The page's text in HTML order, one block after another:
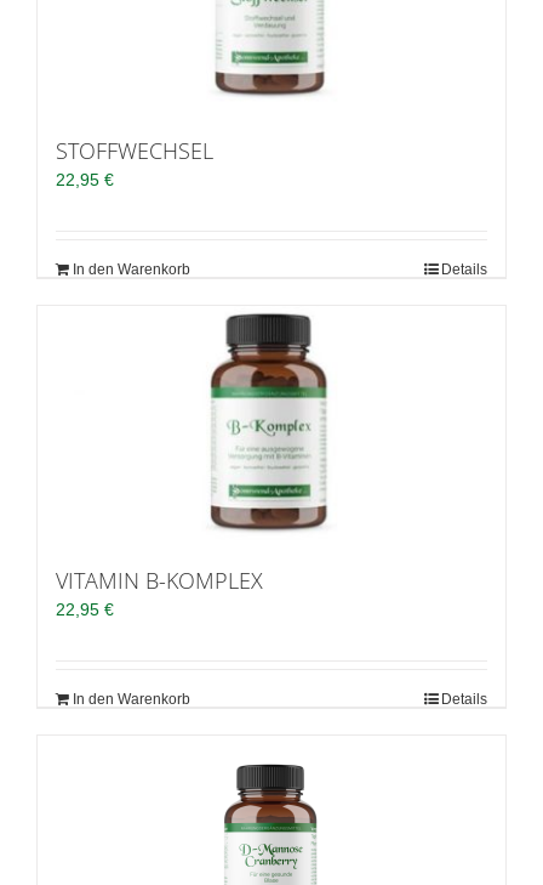
STOFFWECHSEL
22,95 €
In den Warenkorb Details
VITAMIN B-KOMPLEX
22,95 €
In den Warenkorb Details